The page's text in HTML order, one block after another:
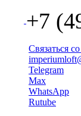
+7
Связаться
Telegram
Max
WhatsApp
Rutube